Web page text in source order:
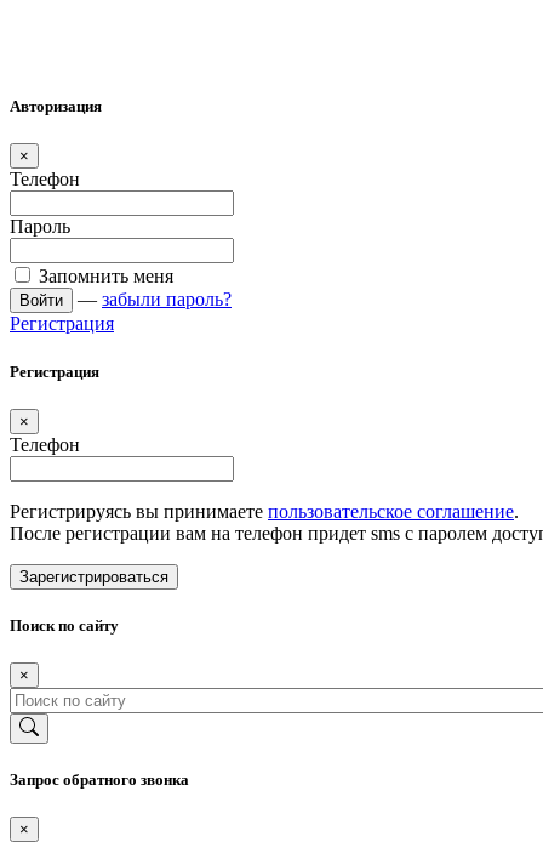
Авторизация
×
Телефон
Пароль
Запомнить меня
Войти — забыли пароль?
Регистрация
Регистрация
×
Телефон
Регистрируясь вы принимаете пользовательское соглашение.
После регистрации вам на телефон придет sms с паролем
Зарегистрироваться
Поиск по сайту
×
Запрос обратного звонка
×